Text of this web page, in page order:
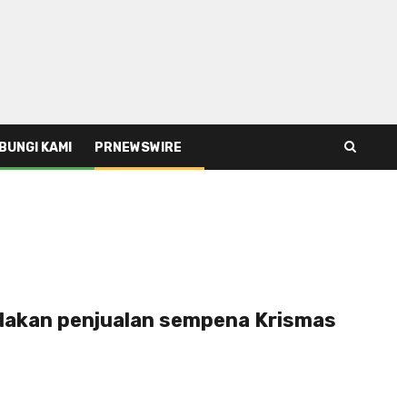
KAMI PRNEWSWIRE
penjualan sempena Krismas